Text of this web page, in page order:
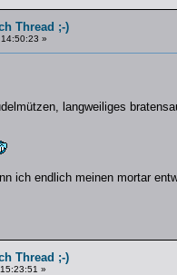
Thread ;-)
»
langweiliges
ich endlich meinen mortar
Thread ;-)
»